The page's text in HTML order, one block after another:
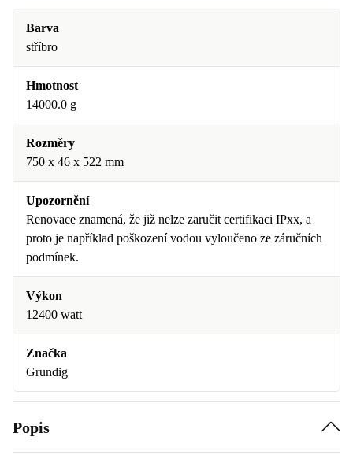
Barva
stříbro
Hmotnost
14000.0 g
Rozměry
750 x 46 x 522 mm
Upozornění
Renovace znamená, že již nelze zaručit certifikaci IPxx, a
proto je například poškození vodou vyloučeno ze záručních
podmínek.
Výkon
12400 watt
Značka
Grundig
Popis